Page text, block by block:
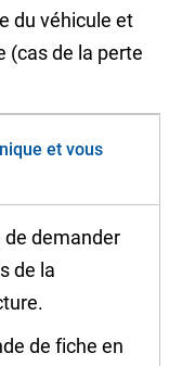
du véhicule et
(cas de la perte
et vous
de demander
de la
de fiche en